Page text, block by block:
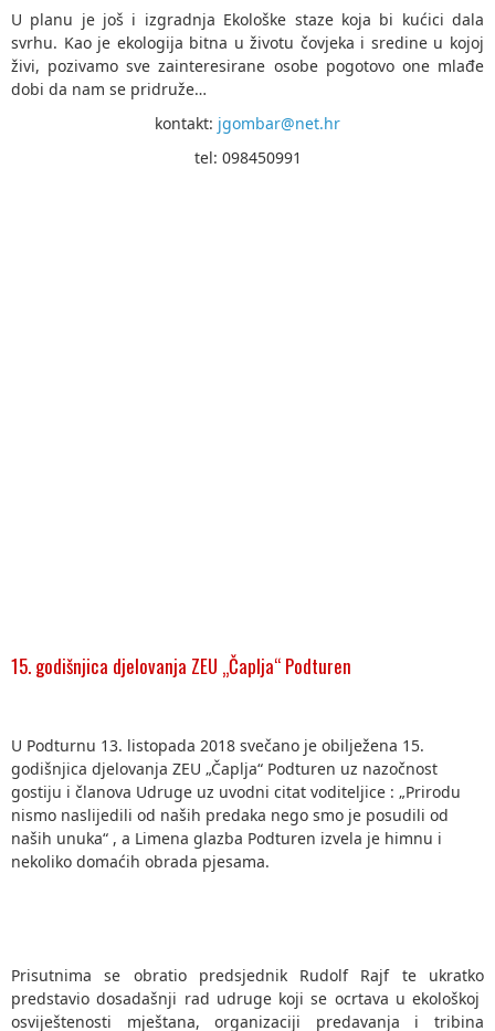
U planu je još i izgradnja Ekološke staze koja bi kućici dala
svrhu. Kao je ekologija bitna u životu čovjeka i sredine u kojoj
živi, pozivamo sve zainteresirane osobe pogotovo one mlađe
dobi da nam se pridruže…
kontakt: jgombar@net.hr
tel: 098450991
15. godišnjica djelovanja ZEU „Čaplja“ Podturen
U Podturnu 13. listopada 2018 svečano je obilježena 15.
godišnjica djelovanja ZEU „Čaplja“ Podturen uz nazočnost
gostiju i članova Udruge uz uvodni citat voditeljice : „Prirodu
nismo naslijedili od naših predaka nego smo je posudili od
naših unuka“ , a Limena glazba Podturen izvela je himnu i
nekoliko domaćih obrada pjesama.
Prisutnima se obratio predsjednik Rudolf Rajf te ukratko
predstavio dosadašnji rad udruge koji se ocrtava u ekološkoj
osviještenosti mještana, organizaciji predavanja i tribina